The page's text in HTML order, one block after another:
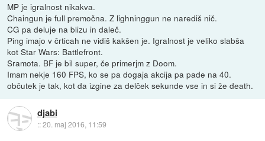
MP je igralnost nikakva.
Chaingun je full premočna. Z lighninggun ne narediš nič.
CG pa deluje na blizu in daleč.
Ping imajo v črticah ne vidiš kakšen je. Igralnost je veliko slabša
kot Star Wars: Battlefront.
Sramota. BF je bil super, če primerjm z Doom.
Imam nekje 160 FPS, ko se pa dogaja akcija pa pade na 40.
občutek je tak, kot da izgine za delček sekunde vse in si že death.
djabi
::20. maj 2016, 11:59